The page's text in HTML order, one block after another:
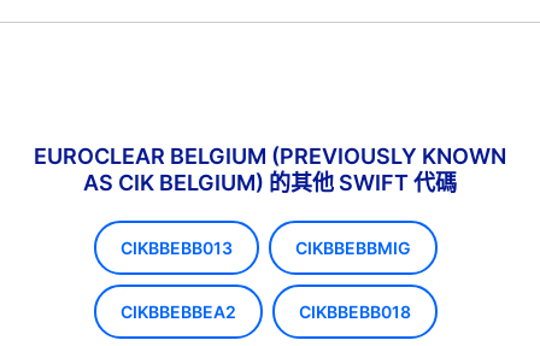
EUROCLEAR BELGIUM (PREVIOUSLY KNOWN
AS CIK BELGIUM) 的其他 SWIFT 代碼
CIKBBEBB013 CIKBBEBBMIG
CIKBBEBBEA2 CIKBBEBB018